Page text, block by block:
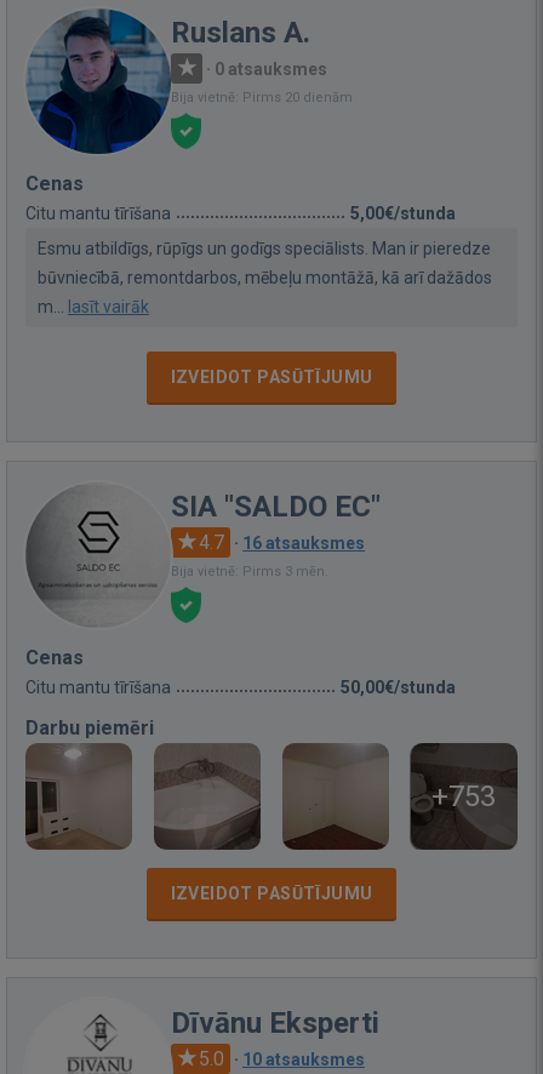
Ruslans A.
· 0 atsauksmes
Bija vietnē: Pirms 20 dienām
Cenas
Citu mantu tīrīšana
5,00€/stunda
Esmu atbildīgs, rūpīgs un godīgs speciālists. Man ir pieredze
būvniecībā, remontdarbos, mēbeļu montāžā, kā arī dažādos
m... lasīt vairāk
IZVEIDOT PASŪTĪJUMU
SIA "SALDO EC"
4.7 · 16 atsauksmes
Bija vietnē: Pirms 3 mēn.
Cenas
Citu mantu tīrīšana 50,00€/stunda
Darbu piemēri
+753
IZVEIDOT PASŪTĪJUMU
Dīvānu Eksperti
5.0 · 10 atsauksmes